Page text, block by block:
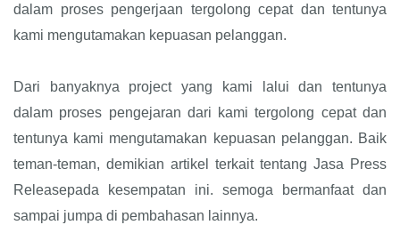
dalam proses pengerjaan tergolong cepat dan tentunya
kami mengutamakan kepuasan pelanggan.
Dari banyaknya project yang kami lalui dan tentunya
dalam proses pengejaran dari kami tergolong cepat dan
tentunya kami mengutamakan kepuasan pelanggan. Baik
teman-teman, demikian artikel terkait tentang Jasa Press
Releasepada kesempatan ini. semoga bermanfaat dan
sampai jumpa di pembahasan lainnya.